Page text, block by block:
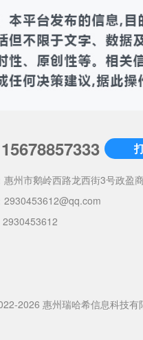
15678857333
惠州市鹅岭西路龙西街3号政盈
2930453612@qq.com
2930453612
2026 惠州瑞哈希信息科技有